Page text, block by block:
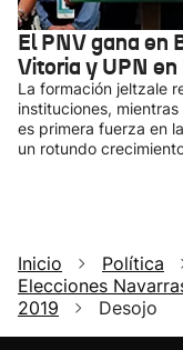
El PNV gana en
Vitoria y UPN
La formación jeltzale
instituciones,
es primera fuerza en
un rotundo
Inicio Política
Elecciones
2019
Desojo